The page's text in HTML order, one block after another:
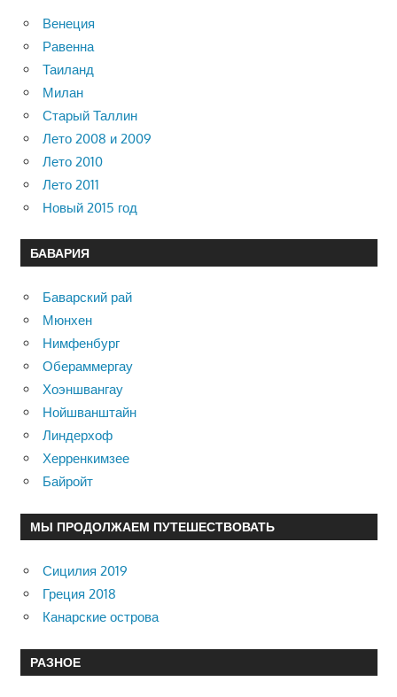
Венеция
Равенна
Таиланд
Милан
Старый Таллин
Лето 2008 и 2009
Лето 2010
Лето 2011
Новый 2015 год
БАВАРИЯ
Баварский рай
Мюнхен
Нимфенбург
Обераммергау
Хоэншвангау
Нойшванштайн
Линдерхоф
Херренкимзее
Байройт
МЫ ПРОДОЛЖАЕМ ПУТЕШЕСТВОВАТЬ
Сицилия 2019
Греция 2018
Канарские острова
РАЗНОЕ